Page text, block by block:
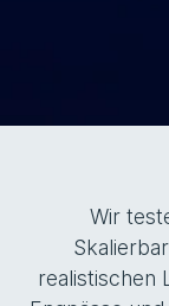
Wir
realistischen